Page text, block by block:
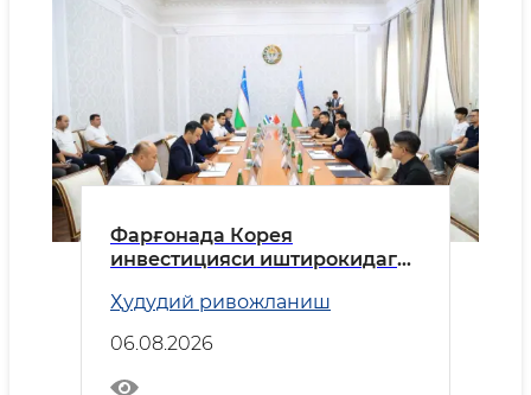
Фарғонада Корея
инвестицияси иштирокидаги
туширилади
Ҳудудий ривожланиш
06.08.2026